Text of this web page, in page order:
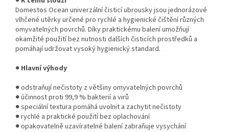
Domestos Ocean univerzální čisticí ubrousky jsou jednorázové
vlhčené utěrky určené pro rychlé a hygienické čištění různých
omyvatelných povrchů. Díky praktickému balení umožňují
okamžité použití bez nutnosti dalších čisticích prostředků a
pomáhají udržovat vysoký hygienický standard.
● Hlavní výhody
● odstraňují nečistoty z většiny omyvatelných povrchů
● účinnost proti 99,9 % bakterií a virů
● speciální textura pomáhá uvolnit a zachytit nečistoty
● rychlé a praktické použití bez oplachování
● opakovatelně uzavíratelné balení zabraňuje vysychání